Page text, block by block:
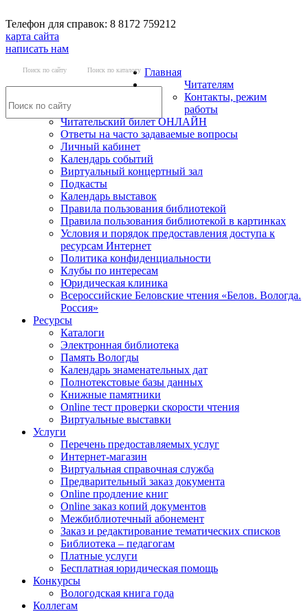
Телефон для справок: 8 8172 759212
карта сайта
написать нам
Поиск по сайту Поиск по каталогу Главная
Читателям
Контакты, режим
работы
Читательский билет ОНЛАЙН
Ответы на часто задаваемые вопросы
Личный кабинет
Календарь событий
Виртуальный концертный зал
Подкасты
Календарь выставок
Правила пользования библиотекой
Правила пользования библиотекой в картинках
Условия и порядок предоставления доступа к
ресурсам Интернет
Политика конфиденциальности
Клубы по интересам
Юридическая клиника
Всероссийские Беловские чтения «Белов. Вологда.
Россия»
Ресурсы
Каталоги
Электронная библиотека
Память Вологды
Календарь знаменательных дат
Полнотекстовые базы данных
Книжные памятники
Online тест проверки скорости чтения
Виртуальные выставки
Услуги
Перечень предоставляемых услуг
Интернет-магазин
Виртуальная справочная служба
Предварительный заказ документа
Online продление книг
Online заказ копий документов
Межбиблиотечный абонемент
Заказ и редактирование тематических списков
Библиотека – педагогам
Платные услуги
Бесплатная юридическая помощь
Конкурсы
Вологодская книга года
Коллегам